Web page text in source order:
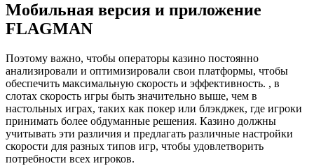
Мобильная версия и приложение
FLAGMAN
Поэтому важно, чтобы операторы казино постоянно
анализировали и оптимизировали свои платформы, чтобы
обеспечить максимальную скорость и эффективность. , в
слотах скорость игры быть значительно выше, чем в
настольных играх, таких как покер или блэкджек, где игроки
принимать более обдуманные решения. Казино должны
учитывать эти различия и предлагать различные настройки
скорости для разных типов игр, чтобы удовлетворить
потребности всех игроков.